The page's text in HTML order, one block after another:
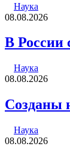
Наука
08.08.2026
В России
Наука
08.08.2026
Созданы
Наука
08.08.2026